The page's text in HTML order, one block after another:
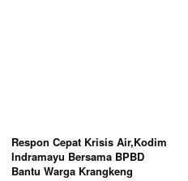
Respon Cepat Krisis Air,Kodim
Indramayu Bersama BPBD
Bantu Warga Krangkeng